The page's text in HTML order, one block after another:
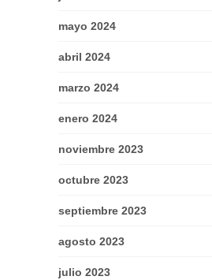
mayo 2024
abril 2024
marzo 2024
enero 2024
noviembre 2023
octubre 2023
septiembre 2023
agosto 2023
julio 2023